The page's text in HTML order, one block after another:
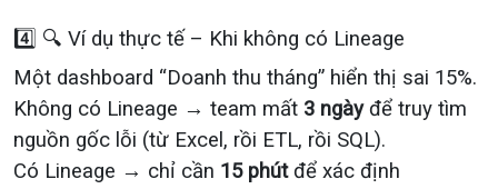
4️⃣ 🔍 Ví dụ thực tế – Khi không có Lineage
Một dashboard “Doanh thu tháng” hiển thị sai 15%.
Không có Lineage → team mất 3 ngàyđể truy tìm
nguồn gốc lỗi (từ Excel, rồi ETL, rồi SQL).
Có Lineage → chỉ cần 15 phútđể xác định